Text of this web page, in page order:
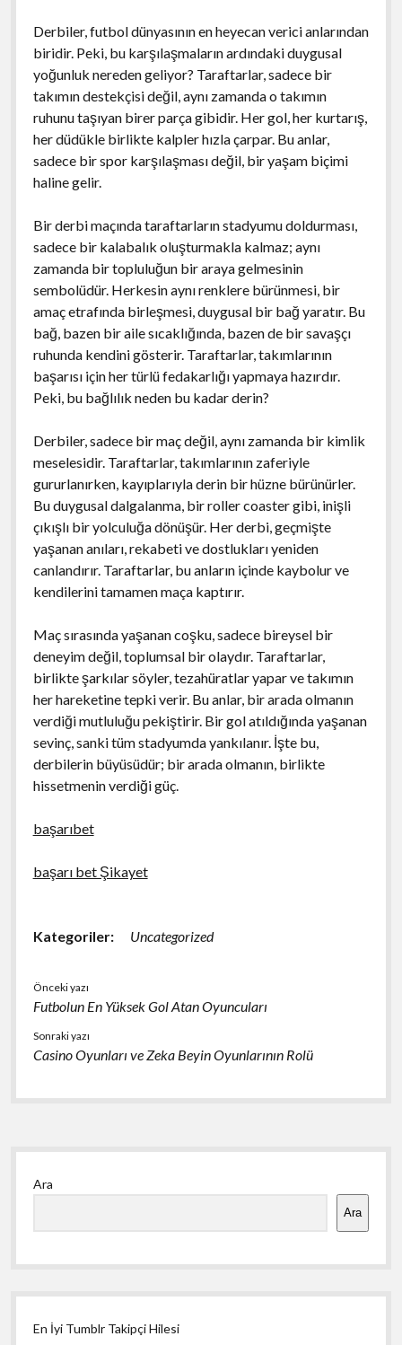
Derbiler, futbol dünyasının en heyecan verici anlarından
biridir. Peki, bu karşılaşmaların ardındaki duygusal
yoğunluk nereden geliyor? Taraftarlar, sadece bir
takımın destekçisi değil, aynı zamanda o takımın
ruhunu taşıyan birer parça gibidir. Her gol, her kurtarış,
her düdükle birlikte kalpler hızla çarpar. Bu anlar,
sadece bir spor karşılaşması değil, bir yaşam biçimi
haline gelir.
Bir derbi maçında taraftarların stadyumu doldurması,
sadece bir kalabalık oluşturmakla kalmaz; aynı
zamanda bir topluluğun bir araya gelmesinin
sembolüdür. Herkesin aynı renklere bürünmesi, bir
amaç etrafında birleşmesi, duygusal bir bağ yaratır. Bu
bağ, bazen bir aile sıcaklığında, bazen de bir savaşçı
ruhunda kendini gösterir. Taraftarlar, takımlarının
başarısı için her türlü fedakarlığı yapmaya hazırdır.
Peki, bu bağlılık neden bu kadar derin?
Derbiler, sadece bir maç değil, aynı zamanda bir kimlik
meselesidir. Taraftarlar, takımlarının zaferiyle
gururlanırken, kayıplarıyla derin bir hüzne bürünürler.
Bu duygusal dalgalanma, bir roller coaster gibi, inişli
çıkışlı bir yolculuğa dönüşür. Her derbi, geçmişte
yaşanan anıları, rekabeti ve dostlukları yeniden
canlandırır. Taraftarlar, bu anların içinde kaybolur ve
kendilerini tamamen maça kaptırır.
Maç sırasında yaşanan coşku, sadece bireysel bir
deneyim değil, toplumsal bir olaydır. Taraftarlar,
birlikte şarkılar söyler, tezahüratlar yapar ve takımın
her hareketine tepki verir. Bu anlar, bir arada olmanın
verdiği mutluluğu pekiştirir. Bir gol atıldığında yaşanan
sevinç, sanki tüm stadyumda yankılanır. İşte bu,
derbilerin büyüsüdür; bir arada olmanın, birlikte
hissetmenin verdiği güç.
başarıbet
başarı bet Şikayet
Kategoriler: Uncategorized
Önceki yazı
Futbolun En Yüksek Gol Atan Oyuncuları
Sonraki yazı
Casino Oyunları ve Zeka Beyin Oyunlarının Rolü
Yan
Menü
Ara
Ara
En İyi Tumblr Takipçi Hilesi